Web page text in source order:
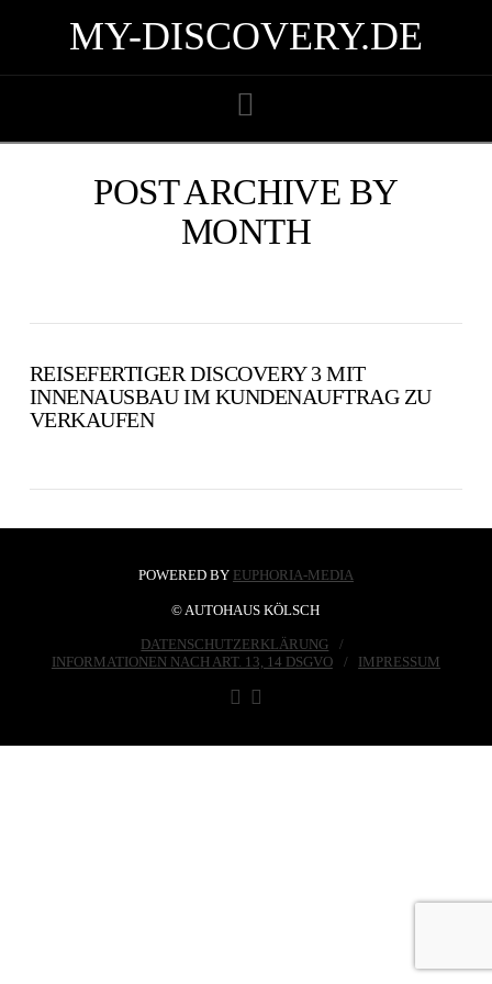
MY-DISCOVERY.DE
POST ARCHIVE BY
MONTH
REISEFERTIGER DISCOVERY 3 MIT
INNENAUSBAU IM KUNDENAUFTRAG ZU
VERKAUFEN
POWERED BY EUPHORIA-MEDIA
© AUTOHAUS KÖLSCH
DATENSCHUTZERKLÄRUNG
INFORMATIONEN NACH ART. 13, 14 DSGVO
IMPRESSUM